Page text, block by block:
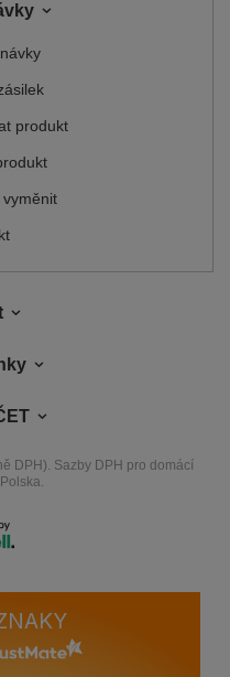
produkt
DPH). Sazby DPH pro domácí
Polska.